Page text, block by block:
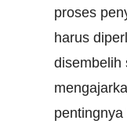
proses
harus
disembelih